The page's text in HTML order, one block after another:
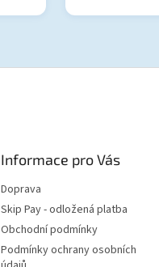
Informace pro Vás
Doprava
Skip Pay - odložená platba
Obchodní podmínky
Podmínky ochrany osobních